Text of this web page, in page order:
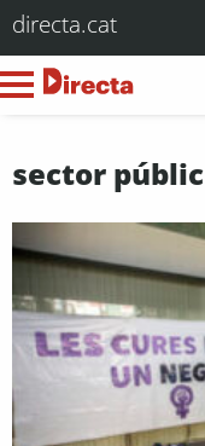
directa.cat
sector públic